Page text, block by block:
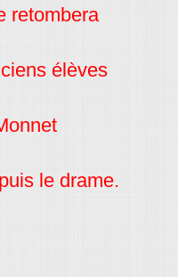
retombera
élèves
le drame.